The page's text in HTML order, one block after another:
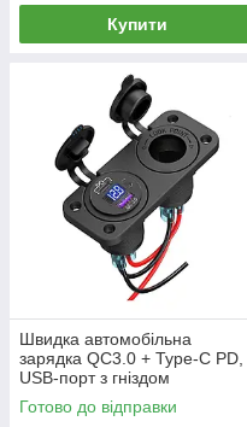
Купити
Швидка автомобільна
зарядка QC3.0 + Type-C PD,
USB-порт з гніздом
прикурювача та цифровим
дисплеєм для навігаторів і
Готово до відправки